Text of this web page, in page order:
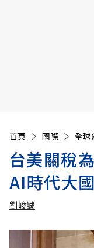
首頁 國際 全球
台美關稅
AI時代大
劉峻誠